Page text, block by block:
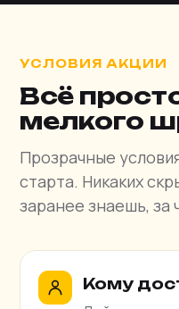
УСЛОВИЯ АКЦИИ
Всё
мелкого
Прозрачные
старта. Никаких
заранее знаешь, за
Кому